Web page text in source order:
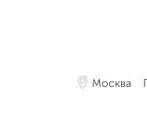
Москва